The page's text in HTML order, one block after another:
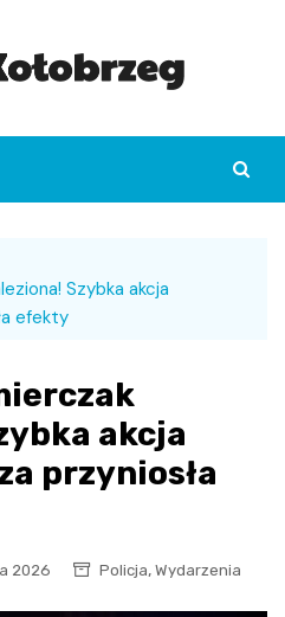
Szybka akcja
efekty
akcja
przyniosła
2026 Policja, Wydarzenia